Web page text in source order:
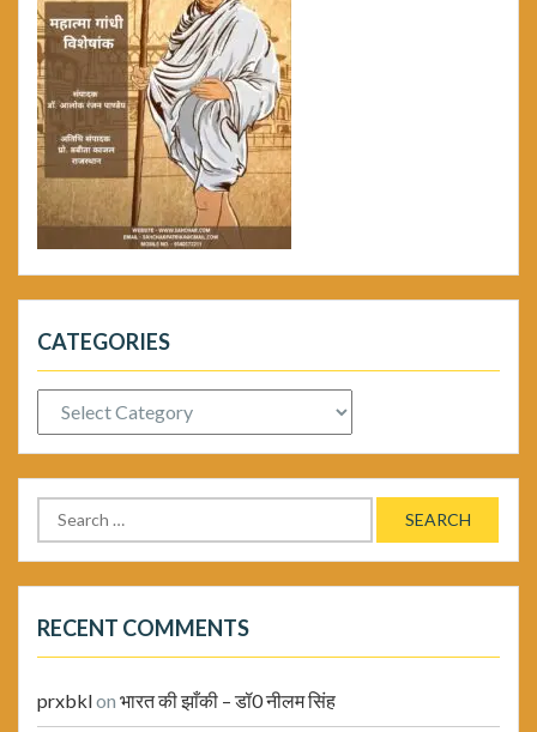
CATEGORIES
Categories
Search
for:
RECENT COMMENTS
prxbklon भारत की झाँकी – डॉ0 नीलम सिंह